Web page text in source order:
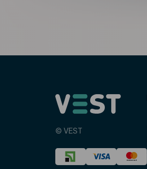
© VEST